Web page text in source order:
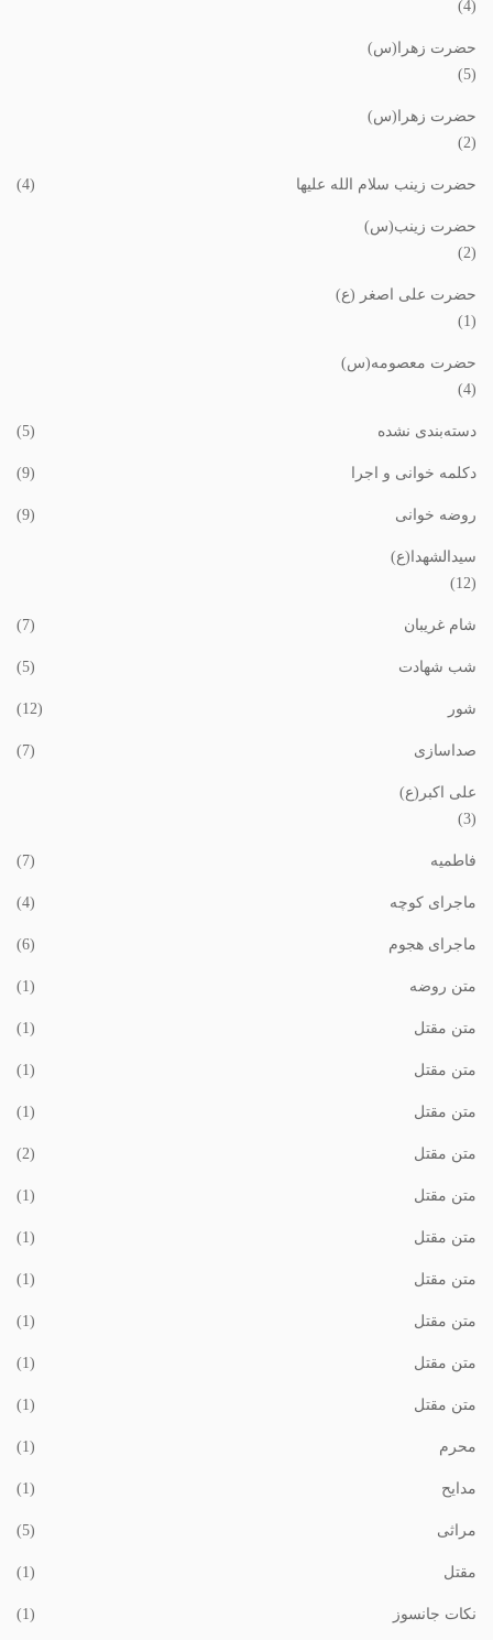
(4)
حضرت زهرا(س)
(5)
حضرت زهرا(س)
(2)
حضرت زینب سلام الله علیها (4)
حضرت زینب(س)
(2)
حضرت علی اصغر (ع)
(1)
حضرت معصومه(س)
(4)
دسته‌بندی نشده (5)
دکلمه خوانی و اجرا (9)
روضه خوانی (9)
سیدالشهدا(ع)
(12)
شام غریبان (7)
شب شهادت (5)
شور (12)
صداسازی (7)
علی اکبر(ع)
(3)
فاطمیه (7)
ماجرای کوچه (4)
ماجرای هجوم (6)
متن روضه (1)
متن مقتل (1)
متن مقتل (1)
متن مقتل (1)
متن مقتل (2)
متن مقتل (1)
متن مقتل (1)
متن مقتل (1)
متن مقتل (1)
متن مقتل (1)
متن مقتل (1)
محرم (1)
مدایح (1)
مراثی (5)
مقتل (1)
نکات جانسوز (1)